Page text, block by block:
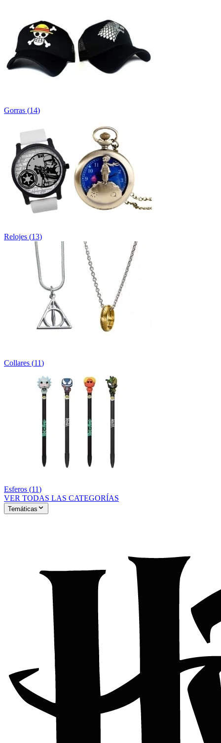
Gorras (14)
Relojes (13)
Collares (11)
Esferos (11)
VER TODAS LAS CATEGORÍAS
Temáticas